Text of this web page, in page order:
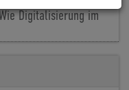
Digitalisierung im